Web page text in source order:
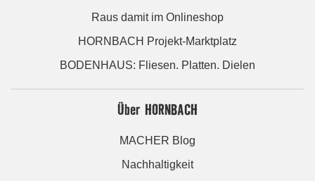
Raus damit im Onlineshop
HORNBACH Projekt-Marktplatz
BODENHAUS: Fliesen. Platten. Dielen
Über HORNBACH
MACHER Blog
Nachhaltigkeit